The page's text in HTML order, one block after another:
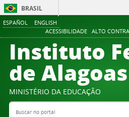
ESPAÑOL ENGLISH
ACESSIBILIDADE ALTO
BRASIL
Instituto
de Alagoas
MINISTÉRIO DA EDUCAÇÃO
Buscar no portal